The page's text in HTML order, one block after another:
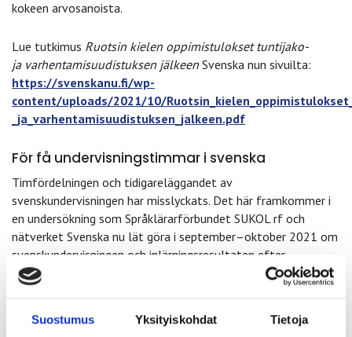
Suostumus Yksityiskohdat Tietoja
kokeen arvosanoista.
Lue tutkimus Ruotsin kielen oppimistulokset tuntijako-
ja varhentamisuudistuksen jälkeen Svenska nun sivuilta:
https://svenskanu.fi/wp-
content/uploads/2021/10/
_ja_varhentamisuudistuksen_jalkeen.pdf
För få undervisningstimmar i svenska
Timfördelningen och tidigareläggandet av
svenskundervisningen har misslyckats. Det här framkommer i
en undersökning som Språklärarförbundet SUKOL rf och
nätverket Svenska nu lät göra i september–oktober 2021 om
svenskundervisningen och inlärningsresultaten efter
tidigareläggandet. Forskaren
konstaterar att trots
bredden av intervjuer var svaren förvånansvärt lika. Man kan
undervinsingspersonalens åsikter i ämnet.